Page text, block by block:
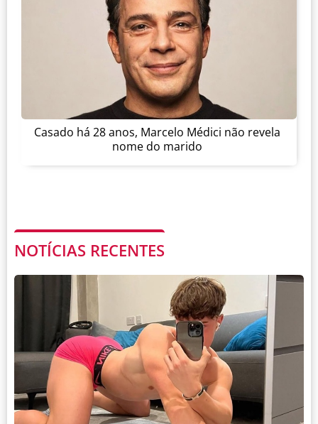
Casado há 28 anos, Marcelo Médici não revela
nome do marido
NOTÍCIAS RECENTES